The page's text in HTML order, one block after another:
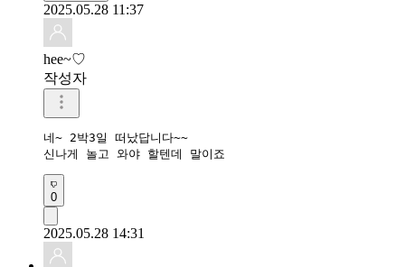
2025.05.28 11:37
hee~♡
작성자
네~ 2박3일 떠났답니다~~
신나게 놀고 와야 할텐데 말이죠
0
2025.05.28 14:31